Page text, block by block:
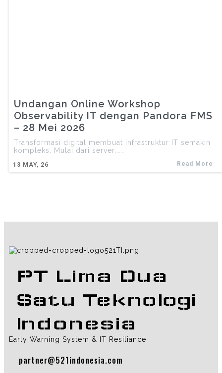
Undangan Online Workshop
Observability IT dengan Pandora FMS
– 28 Mei 2026
13 MAY, 26
Transformasi digital membuat infrastruktur IT semakin
kompleks. Mulai dari server,……
Read More
PT Lima Dua
Satu Teknologi
Indonesia
Early Warning System & IT Resiliance
partner@521indonesia.com